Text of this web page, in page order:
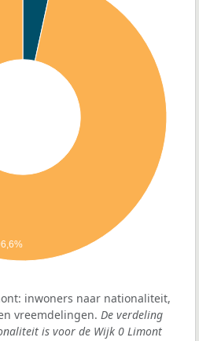
inwoners naar nationaliteit,
vreemdelingen. De verdeling
is voor de Wijk 0 Limont